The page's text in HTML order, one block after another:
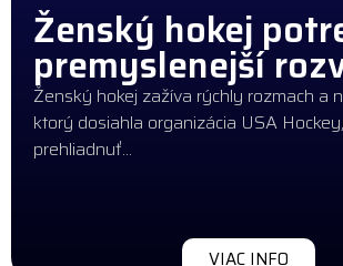
Ženský hokej
premyslenejší
Ženský hokej zažíva rýchly rozmach a
ktorý dosiahla organizácia USA
prehliadnuť...
VIAC INFO